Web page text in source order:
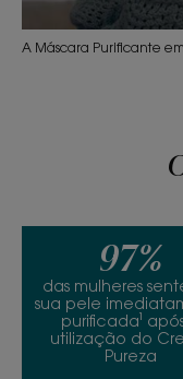
A Máscara Purificante
97%
das mulheres
sua pele
purificada¹
utilização do
Pureza